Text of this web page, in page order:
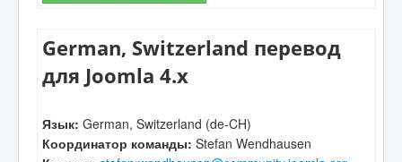
German, Switzerland перевод
для Joomla 4.x
Язык: German, Switzerland (de-CH)
Координатор команды: Stefan Wendhausen